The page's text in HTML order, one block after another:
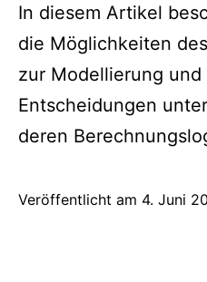
In diesem Artikel
die Möglichkeiten
zur Modellierung und
Entscheidungen
deren
Veröffentlicht am 4. Juni